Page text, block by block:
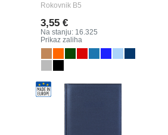
Rokovnik B5
3,55 €
Na stanju: 16.325
Prikaz zaliha